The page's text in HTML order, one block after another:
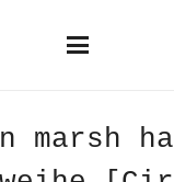
marsh